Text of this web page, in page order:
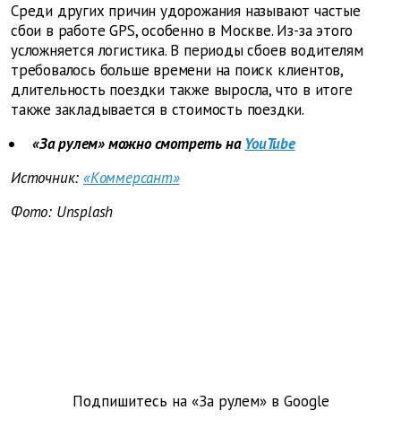
Среди других причин удорожания называют частые
сбои в работе GPS, особенно в Москве. Из-за этого
усложняется логистика. В периоды сбоев водителям
требовалось больше времени на поиск клиентов,
длительность поездки также выросла, что в итоге
также закладывается в стоимость поездки.
«За рулем» можно смотреть на YouTube
Источник: «Коммерсант»
Фото: Unsplash
Подпишитесь на «За рулем» в Google